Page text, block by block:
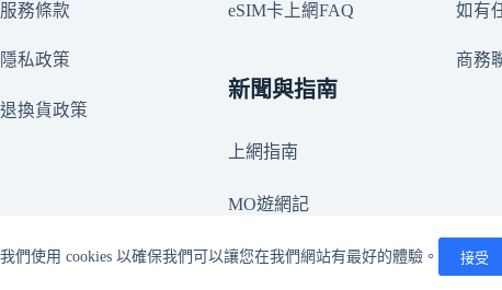
我們使用 cookies 以確保我們可以讓您在我們網站有最好的體驗。 接受
服務條款
隱私政策
退換貨政策
eSIM卡上網FAQ
新聞與指南
上網指南
MO遊網記
如有
商務
©